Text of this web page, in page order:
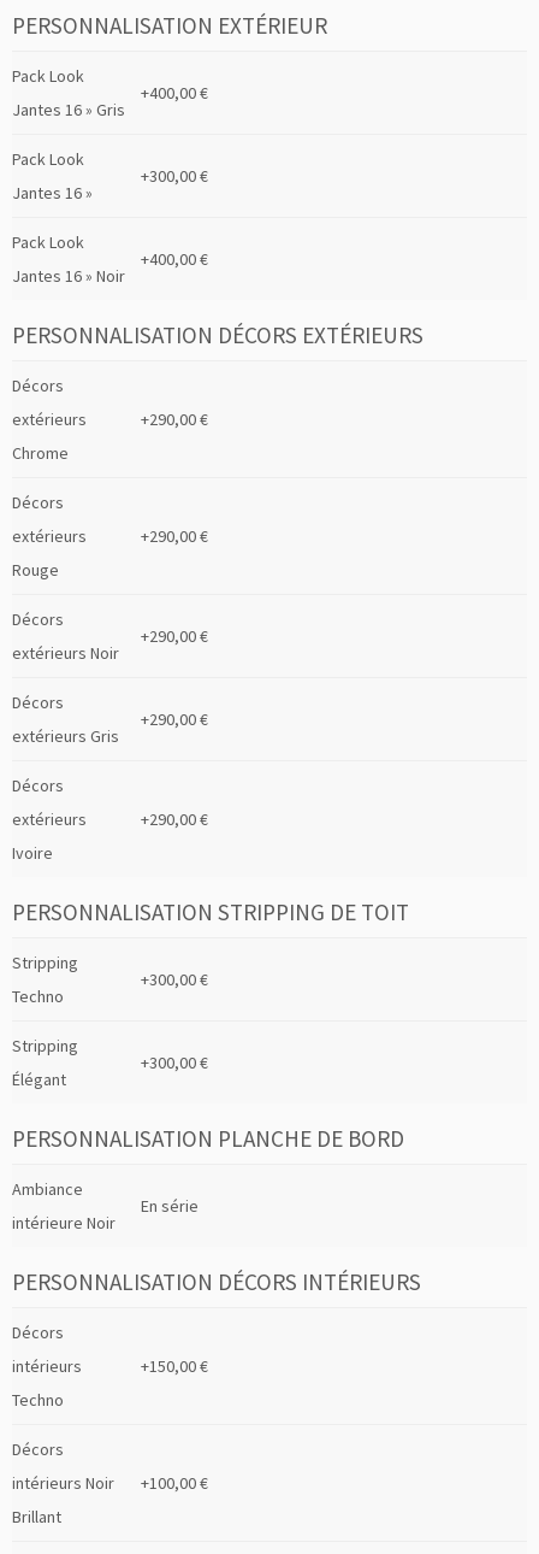
PERSONNALISATION EXTÉRIEUR
Pack Look
Jantes 16 » Gris
+400,00 €
Pack Look
Jantes 16 »
+300,00 €
Pack Look
Jantes 16 » Noir
+400,00 €
PERSONNALISATION DÉCORS EXTÉRIEURS
Décors
extérieurs
Chrome
+290,00 €
Décors
extérieurs
Rouge
+290,00 €
Décors
extérieurs Noir
+290,00 €
Décors
extérieurs Gris
+290,00 €
Décors
extérieurs
Ivoire
+290,00 €
PERSONNALISATION STRIPPING DE TOIT
Stripping
Techno
+300,00 €
Stripping
Élégant
+300,00 €
PERSONNALISATION PLANCHE DE BORD
Ambiance
intérieure Noir
En série
PERSONNALISATION DÉCORS INTÉRIEURS
Décors
intérieurs
Techno
+150,00 €
Décors
intérieurs Noir
Brillant
+100,00 €